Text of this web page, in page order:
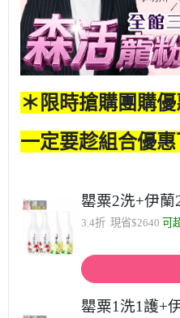
＊限時搶購團購
一定要趁組合優
罌粟2洗+伊蘭
3.4折 現省$2640 可
罌粟1洗1護+